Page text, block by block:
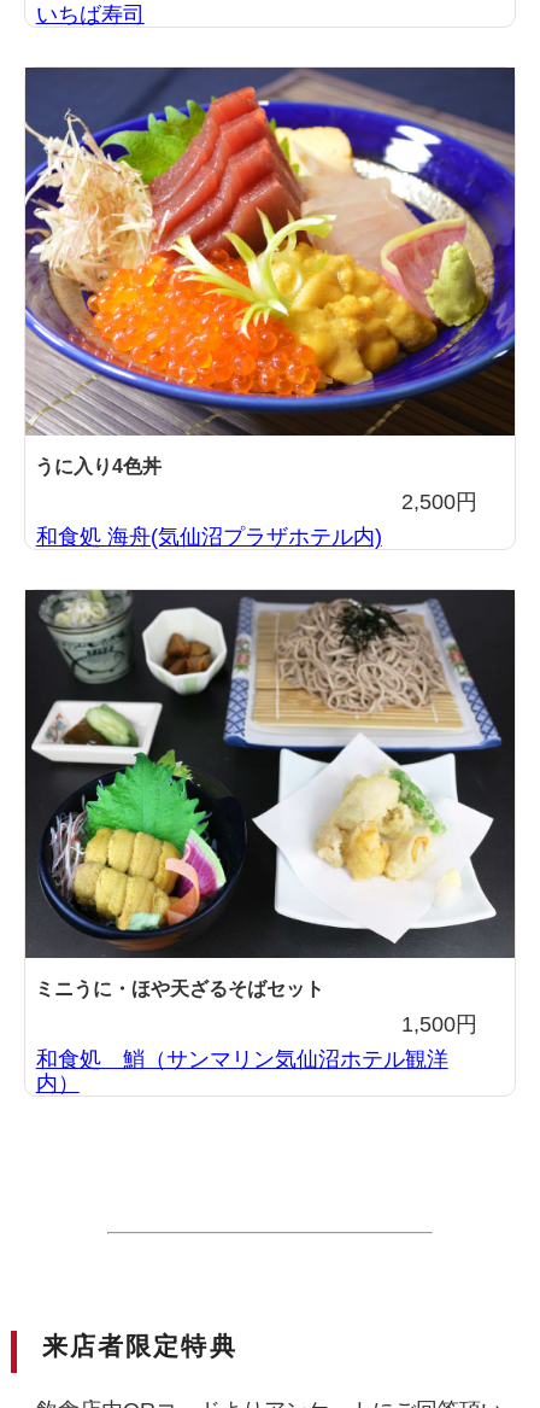
いちば寿司
うに入り4色丼
2,500円
和食処 海舟(気仙沼プラザホテル内)
ミニうに・ほや天ざるそばセット
1,500円
和食処 鮹（サンマリン気仙沼ホテル観洋
内）
来店者限定特典